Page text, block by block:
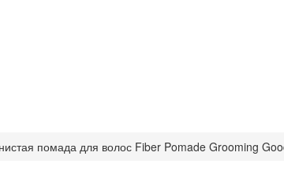
помада для волос Fiber Pomade Grooming